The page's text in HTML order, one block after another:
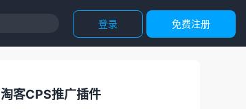
登录 免费注册
淘客CPS推广插件